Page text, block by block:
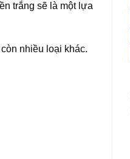
trắng sẽ là một lựa
nhiều loại khác.